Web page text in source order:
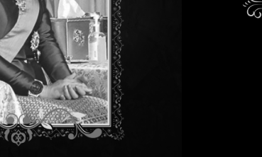
คะแนนและรีวิวสินค้า
ยังไม่มีคะแนนและรีวิว เป็นคนแรกที่แสดงความ